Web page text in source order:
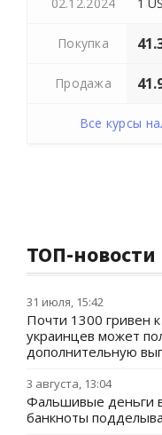
Покупка
Продажа
Все курсы
ТОП-новости
31 июля, 15:42
Почти 1300 гривен
украинцев может
дополнительную
3 августа, 13:04
Фальшивые деньги
банкноты